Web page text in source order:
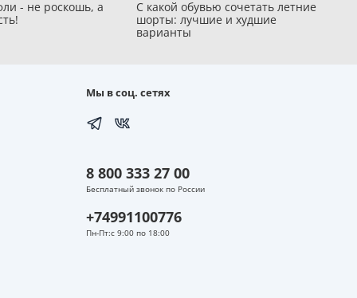
- не роскошь, а
С какой обувью сочетать летние
шорты: лучшие и худшие
варианты
Мы в соц. сетях
8 800 333 27 00
Бесплатный звонок по России
+74991100776
Пн-Пт:с 9:00 по 18:00